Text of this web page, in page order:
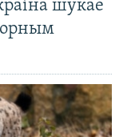
шукае